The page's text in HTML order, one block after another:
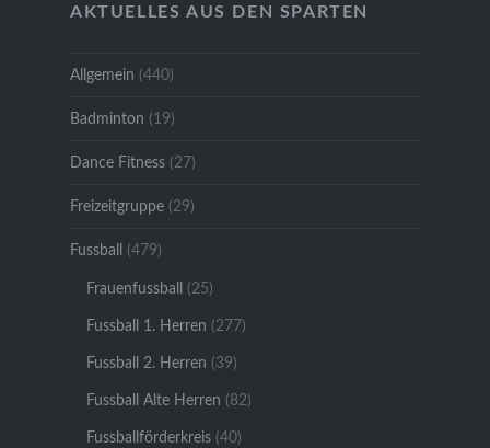
AKTUELLES AUS DEN SPARTEN
Allgemein (440)
Badminton (19)
Dance Fitness(27)
Freizeitgruppe(29)
Fussball (479)
Frauenfussball (25)
Fussball 1. Herren (277)
Fussball 2. Herren (39)
Fussball Alte Herren (82)
Fussballförderkreis(40)